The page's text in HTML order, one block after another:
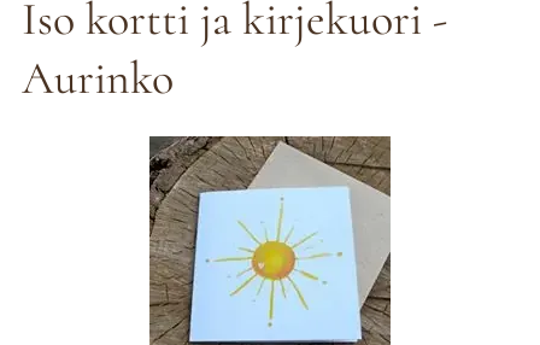
Iso kortti ja kirjekuori -
Aurinko